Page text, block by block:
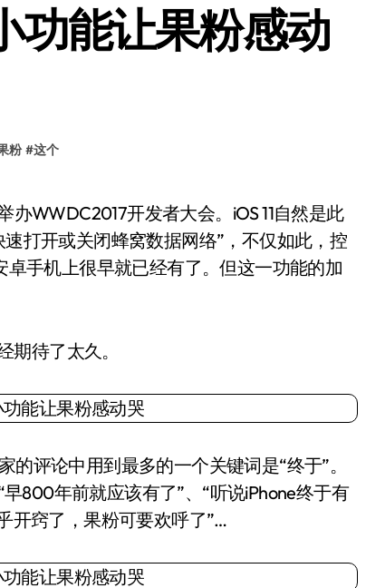
功能让果粉感动
粉 #这个
打开或关闭蜂窝数据网络”，不仅如此，控
手机上很早就已经有了。但这一功能的加
待了太久。
评论中用到最多的一个关键词是“终于”。
800年前就应该有了”、“听说iPhone终于有
开窍了，果粉可要欢呼了”…